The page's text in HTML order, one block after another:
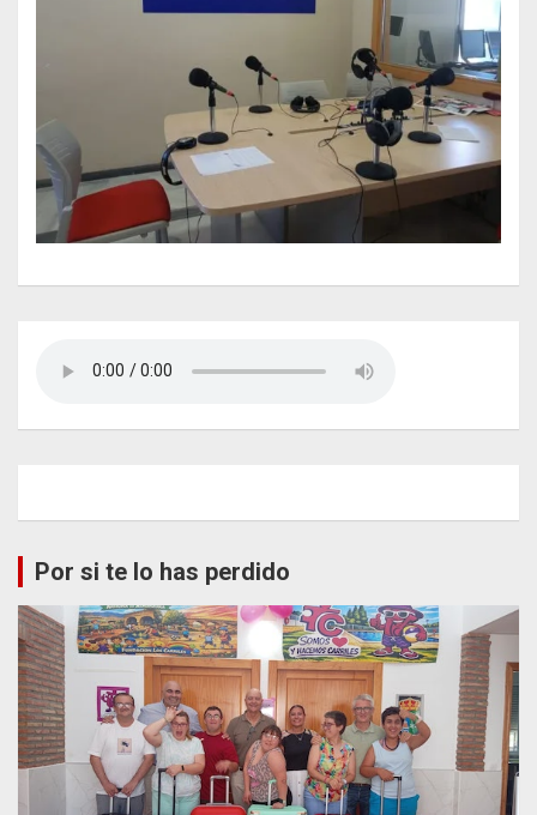
Por si te lo has perdido